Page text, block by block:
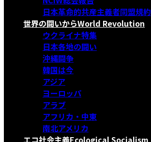
日本革命的共産主義者同盟規約
世界の闘いからWorld Revolution
ウクライナ特集
日本各地の闘い
沖縄闘争
韓国は今
アジア
ヨーロッパ
アラブ
アフリカ・中東
南北アメリカ
エコ社会主義Ecological Socialism